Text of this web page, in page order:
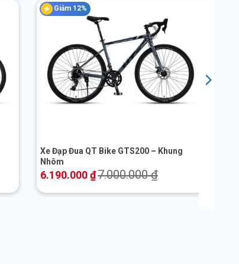
Giảm 12%
Xe Đạp Đua QT Bike GTS200 – Khung
Nhôm
6.190.000₫7.000.000₫